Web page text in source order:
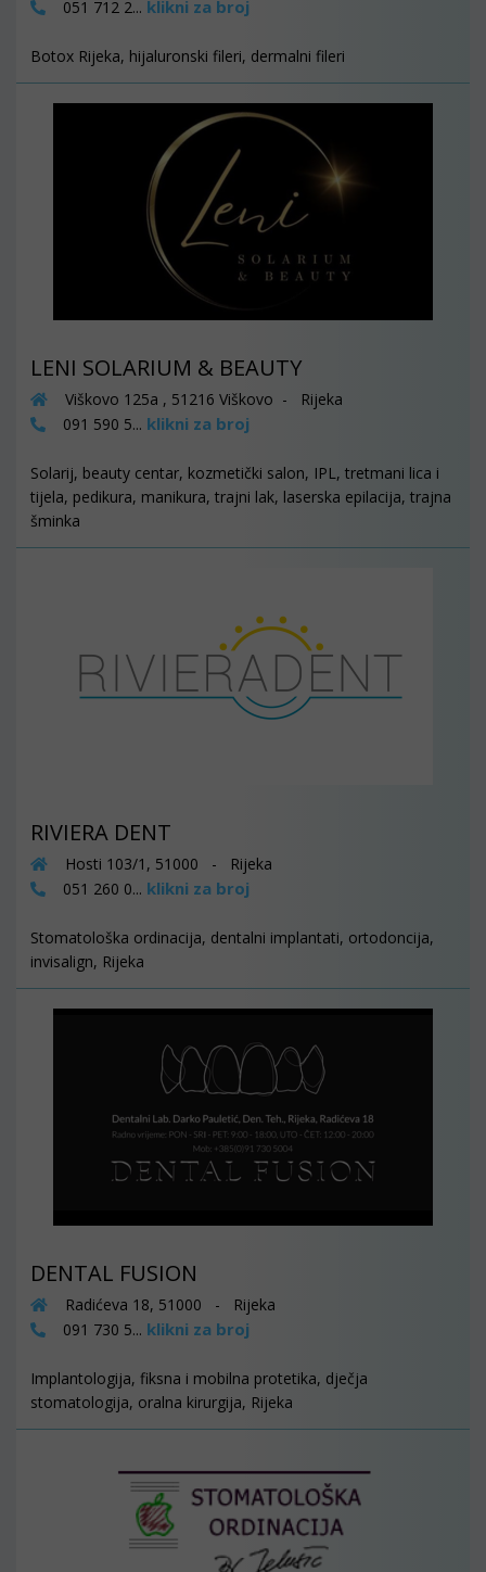
051 712 2... klikni za broj
Botox Rijeka, hijaluronski fileri, dermalni fileri
LENI SOLARIUM & BEAUTY
Viškovo 125a , 51216 Viškovo - Rijeka
091 590 5... klikni za broj
Solarij, beauty centar, kozmetički salon, IPL, tretmani lica i
tijela, pedikura, manikura, trajni lak, laserska epilacija, trajna
šminka
RIVIERA DENT
Hosti 103/1, 51000 - Rijeka
051 260 0... klikni za broj
Stomatološka ordinacija, dentalni implantati, ortodoncija,
invisalign, Rijeka
DENTAL FUSION
Radićeva 18, 51000 - Rijeka
091 730 5... klikni za broj
Implantologija, fiksna i mobilna protetika, dječja
stomatologija, oralna kirurgija, Rijeka